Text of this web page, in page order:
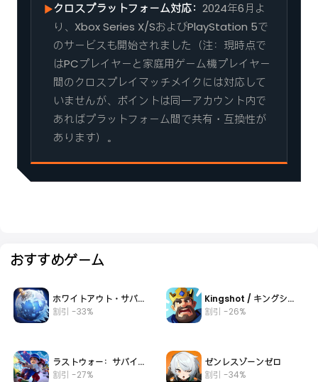
▶クロスプラットフォーム対応： 2024年6月よ
り、Xbox Series X/SおよびPlayStation 5で
のサービスも開始されました（注：現時点で
はPCプレイヤーと家庭用ゲーム機プレイヤー
間のクロスプレイマッチメイクには対応して
いませんが、ポイントは同一アカウント内で
あればプラットフォーム間で共有・互換性が
あります）。
おすすめゲーム
ホワイトアウト・サバイバル
割引 -33%
Kingshot / キングショット
割引 -26%
ラストウォー：サバイバル/Last War
割引 -27%
ゼンレスゾーンゼロ
割引 -34%